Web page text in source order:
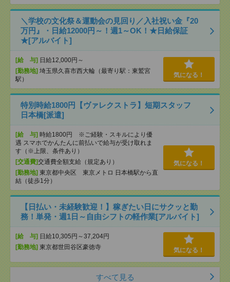
＼学校の文化祭＆運動会の見回り／入社祝い金『20
万円』・日給12000円～！週1～OK！★日給保証
★[アルバイト]
[給 与] 日給12,000円～
[勤務地] 埼玉県久喜市西大輪（最寄り駅：東鷲宮
駅）
気になる！
特別時給1800円【ヴァレクストラ】短期スタッフ
日本橋[派遣]
[給 与] 時給1800円 ※ご経験・スキルにより優
遇 スマホでかんたんに前払いで給与が受け取れま
す（※上限、条件あり）
[交通費]交通費全額支給（規定あり）
[勤務地] 東京都中央区 東京メトロ 日本橋駅から直
結（徒歩1分）
気になる！
【日払い・未経験歓迎！】稼ぎたい日にサクッと勤
務！単発・週1日～自由シフトの軽作業[アルバイト]
[給 与] 日給10,305円～37,204円
[勤務地] 東京都世田谷区豪徳寺 気になる！
すべて見る